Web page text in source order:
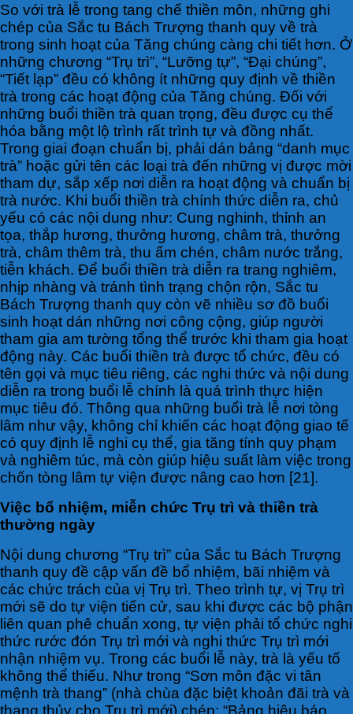
So với trà lễ trong tang chế thiền môn, những ghi
chép của Sắc tu Bách Trượng thanh quy về trà
trong sinh hoạt của Tăng chúng càng chi tiết hơn. Ở
những chương “Trụ trì”, “Lưỡng tự”, “Đại chúng”,
“Tiết lạp” đều có không ít những quy định về thiền
trà trong các hoạt động của Tăng chúng. Đối với
những buổi thiền trà quan trọng, đều được cụ thể
hóa bằng một lộ trình rất trình tự và đồng nhất.
Trong giai đoạn chuẩn bị, phải dán bảng “danh mục
trà” hoặc gửi tên các loại trà đến những vị được mời
tham dự, sắp xếp nơi diễn ra hoạt động và chuẩn bị
trà nước. Khi buổi thiền trà chính thức diễn ra, chủ
yếu có các nội dung như: Cung nghinh, thỉnh an
tọa, thắp hương, thưởng hương, châm trà, thưởng
trà, châm thêm trà, thu ấm chén, châm nước trắng,
tiễn khách. Để buổi thiền trà diễn ra trang nghiêm,
nhịp nhàng và tránh tình trạng chộn rộn, Sắc tu
Bách Trượng thanh quy còn vẽ nhiều sơ đồ buổi
sinh hoạt dán những nơi công cộng, giúp người
tham gia am tường tổng thể trước khi tham gia hoạt
động này. Các buổi thiền trà được tổ chức, đều có
tên gọi và mục tiêu riêng, các nghi thức và nội dung
diễn ra trong buổi lễ chính là quá trình thực hiện
mục tiêu đó. Thông qua những buổi trà lễ nơi tòng
lâm như vậy, không chỉ khiến các hoạt động giao tế
có quy định lễ nghi cụ thể, gia tăng tính quy phạm
và nghiêm túc, mà còn giúp hiệu suất làm việc trong
chốn tòng lâm tự viện được nâng cao hơn [21].
Việc bổ nhiệm, miễn chức Trụ trì và thiền trà
thường ngày
Nội dung chương “Trụ trì” của Sắc tu Bách Trượng
thanh quy đề cập vấn đề bổ nhiệm, bãi nhiệm và
các chức trách của vị Trụ trì. Theo trình tự, vị Trụ trì
mới sẽ do tự viện tiến cử, sau khi được các bộ phận
liên quan phê chuẩn xong, tự viện phải tổ chức nghi
thức rước đón Trụ trì mới và nghi thức Trụ trì mới
nhận nhiệm vụ. Trong các buổi lễ này, trà là yếu tố
không thể thiếu. Như trong “Sơn môn đặc vi tân
mệnh trà thang” (nhà chùa đặc biệt khoản đãi trà và
thang thủy cho Trụ trì mới) chép: “Bảng hiệu báo